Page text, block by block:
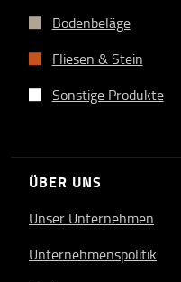
Bodenbeläge
Fliesen & Stein
Sonstige Produkte
ÜBER UNS
Unser Unternehmen
Unternehmenspolitik